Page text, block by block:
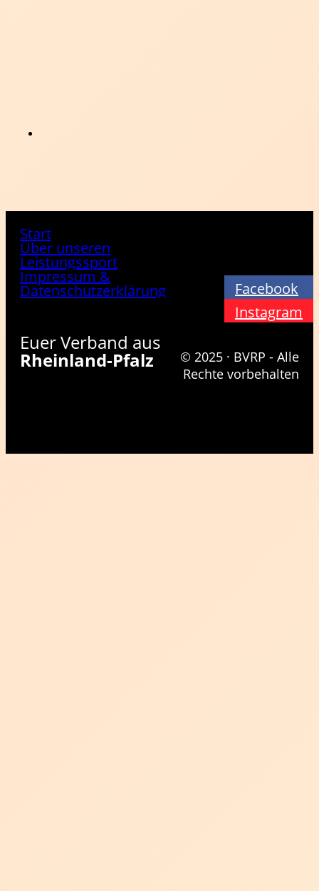
Start
Über unseren
Leistungssport
Impressum &
Datenschutzerklärung
Facebook
Instagram
Euer Verband aus
Rheinland-Pfalz
© 2025 · BVRP - Alle
Rechte vorbehalten